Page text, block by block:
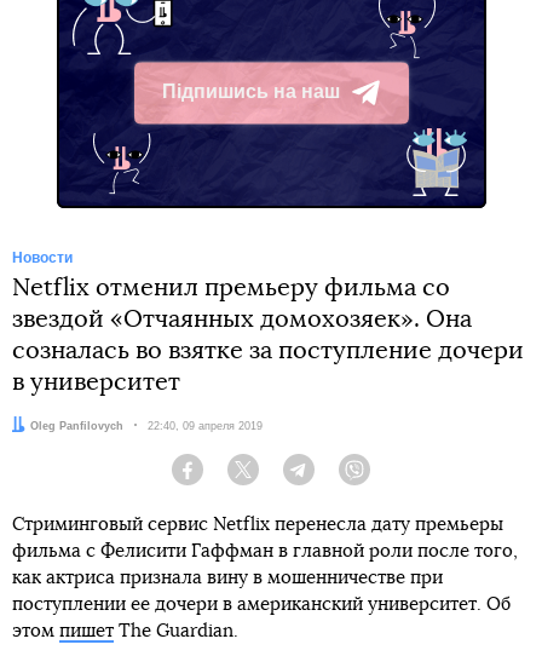
Підпишись на наш
Telegram
Новости
Netflix отменил премьеру фильма со
звездой «Отчаянных домохозяек». Она
созналась во взятке за поступление дочери
в университет
Автор:
Oleg Panfilovych Дата:
22:40, 09 апреля 2019
Facebook Twitter Telegram
Стриминговый сервис Netflix перенесла дату премьеры
фильма с Фелисити Гаффман в главной роли после того,
как актриса признала вину в мошенничестве при
поступлении ее дочери в американский университет. Об
этом пишет The Guardian.